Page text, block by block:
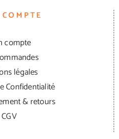
compte
légales
Confidentialité
& retours
CGV